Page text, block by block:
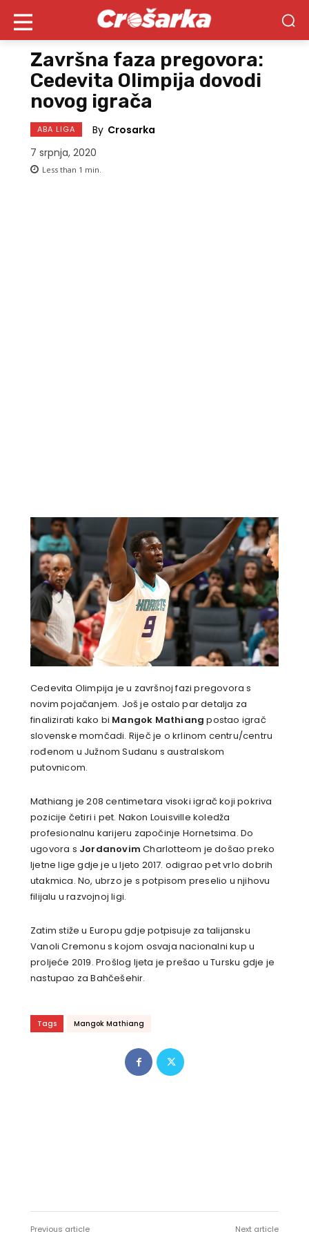
Završna faza pregovora:
Cedevita Olimpija dovodi
novog igrača
ABA LIGA By Crosarka
7 srpnja, 2020
Less than 1 min.
Cedevita Olimpija je u završnoj fazi pregovora s
novim pojačanjem. Još je ostalo par detalja za
finalizirati kako bi Mangok Mathiang postao igrač
slovenske momčadi. Riječ je o krlinom centru/centru
rođenom u Južnom Sudanu s australskom
putovnicom.
Mathiang je 208 centimetara visoki igrač koji pokriva
pozicije četiri i pet. Nakon Louisville koledža
profesionalnu karijeru započinje Hornetsima. Do
ugovora s Jordanovim Charlotteom je došao preko
ljetne lige gdje je u ljeto 2017. odigrao pet vrlo dobrih
utakmica. No, ubrzo je s potpisom preselio u njihovu
filijalu u razvojnoj ligi.
Zatim stiže u Europu gdje potpisuje za talijansku
Vanoli Cremonu s kojom osvaja nacionalni kup u
proljeće 2019. Prošlog ljeta je prešao u Tursku gdje je
nastupao za Bahčešehir.
Tags Mangok Mathiang
Previous article Next article